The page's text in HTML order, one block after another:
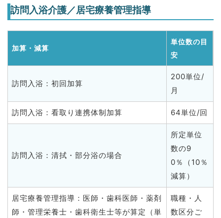
訪問入浴介護／居宅療養管理指導
加算・減算
単位数の目
安
訪問入浴：初回加算
200単位/
月
訪問入浴：看取り連携体制加算 64単位/回
訪問入浴：清拭・部分浴の場合
所定単位
数の9
0％（10％
減算）
居宅療養管理指導：医師・歯科医師・薬剤
師・管理栄養士・歯科衛生士等が算定（単
職種・人
数区分ご